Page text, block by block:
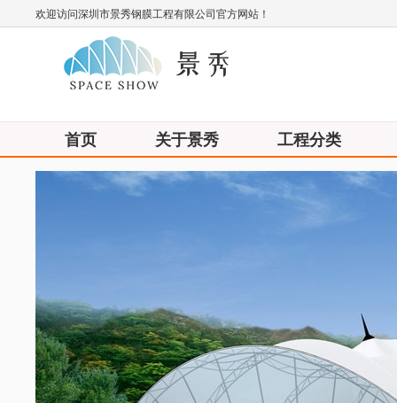
欢迎访问深圳市景秀钢膜工程有限公司官方网站！
首页 关于景秀 工程分类